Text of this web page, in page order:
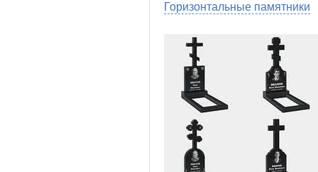
Горизонтальные памятники